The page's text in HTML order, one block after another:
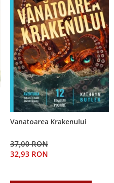
Vanatoarea Krakenului
37,00 RON
32,93 RON